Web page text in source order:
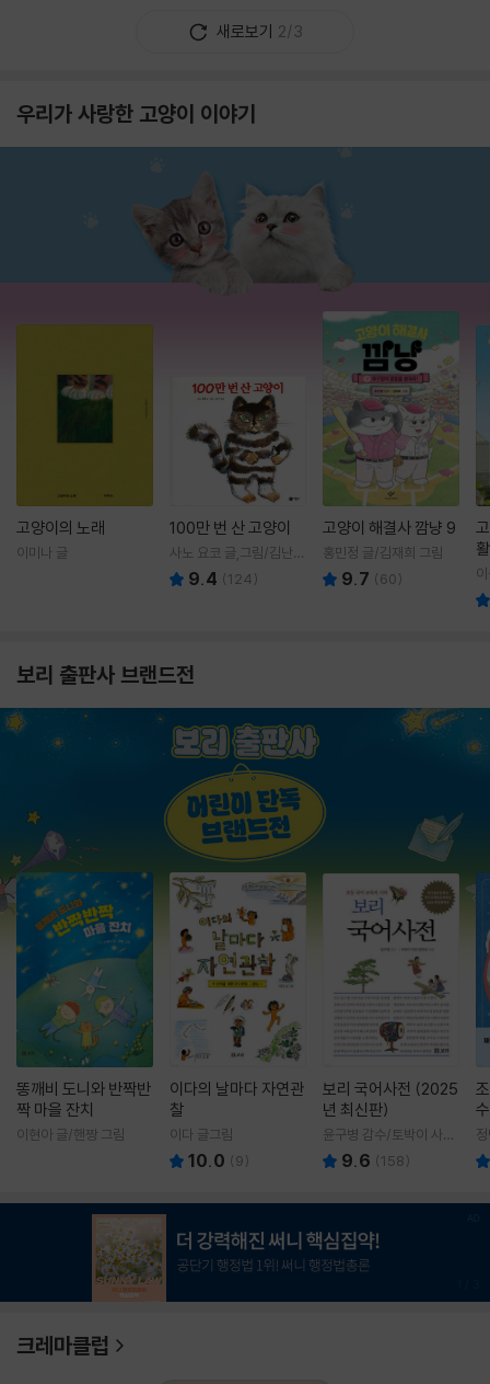
새로보기 2/3
우리가 사랑한 고양이 이야기
고양이의 노래
이미나 글
100만 번 산 고양이
사노 요코 글,그림/김난주
역 9.4 (124)
고양이 해결사 깜냥 9
홍민정 글/김재희 그림
9.7 (60)
보리 출판사 브랜드전
똥깨비 도니와 반짝반
짝 마을 잔치
이현아 글/핸짱 그림
이다의 날마다 자연관
찰
이다 글그림
10.0 (9)
보리 국어사전 (2025
년 최신판)
윤구병 감수/토박이 사전
편찬실 편
9.6 (158)
크레마클럽